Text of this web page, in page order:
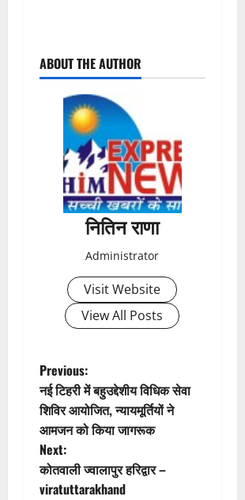
o
t
i
o
n
ABOUT THE AUTHOR
नितिन राणा
Administrator
Visit Website
View All Posts
P
o
s
t
Previous:
नई टिहरी में बहुउद्देशीय विधिक सेवा
शिविर आयोजित, न्यायमूर्तियों ने
आमजन को किया जागरूक
Next:
कोतवाली ज्वालापुर हरिद्वार –
viratuttarakhand